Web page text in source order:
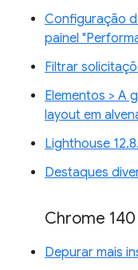
Configuração
painel
Filtrar
Elementos > A
layout em
Lighthouse
Destaques
Chrome 140
Depurar mais